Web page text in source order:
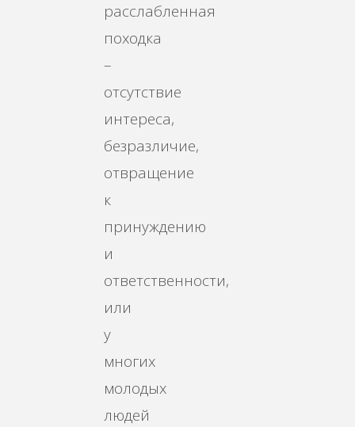
расслабленная
походка
–
отсутствие
интереса,
безразличие,
отвращение
к
принуждению
и
ответственности,
или
у
многих
молодых
людей